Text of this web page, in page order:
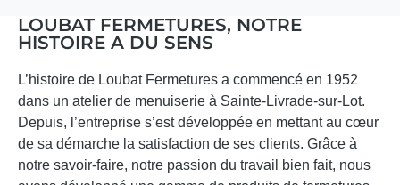
LOUBAT FERMETURES : UN
FERMETURE SUR MESURE
Fidèle aux valeurs artisanales, LOUBAT
Fermetures est votre fabricant français
référent de fermetures en aluminium,
LOUBAT FERMETURES, NOTRE
HISTOIRE A DU SENS
L’histoire de Loubat Fermetures a commencé en 1952
dans un atelier de menuiserie à Sainte-Livrade-sur-Lot.
Depuis, l’entreprise s’est développée en mettant au cœur
de sa démarche la satisfaction de ses clients. Grâce à
notre savoir-faire, notre passion du travail bien fait, nous